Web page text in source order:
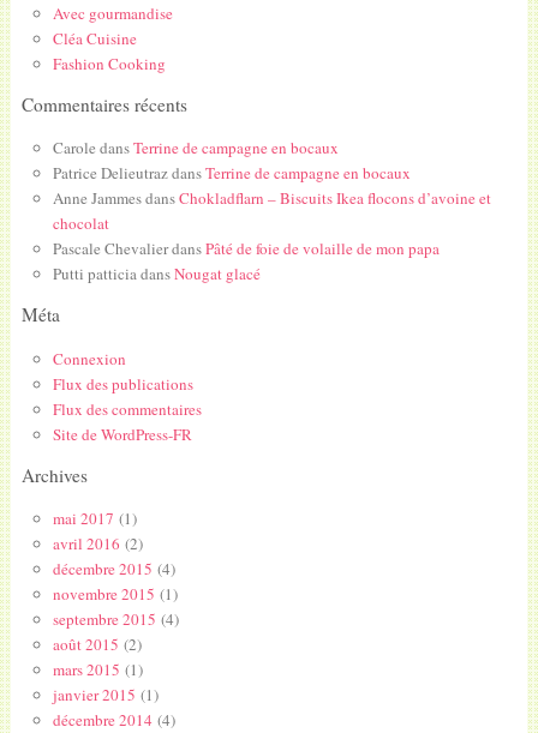
Avec gourmandise
Cléa Cuisine
Fashion Cooking
Commentaires récents
Carole dansTerrine de campagne en bocaux
Patrice DelieutrazdansTerrine de campagne en bocaux
Anne JammesdansChokladflarn – Biscuits Ikea flocons d’avoine et
chocolat
Pascale ChevalierdansPâté de foie de volaille de mon papa
Putti patticiadansNougat glacé
Méta
Connexion
Flux des publications
Flux des commentaires
Site de WordPress-FR
Archives
mai 2017 (1)
avril 2016 (2)
décembre 2015 (4)
novembre 2015 (1)
septembre 2015 (4)
août 2015 (2)
mars 2015 (1)
janvier 2015 (1)
décembre 2014(4)